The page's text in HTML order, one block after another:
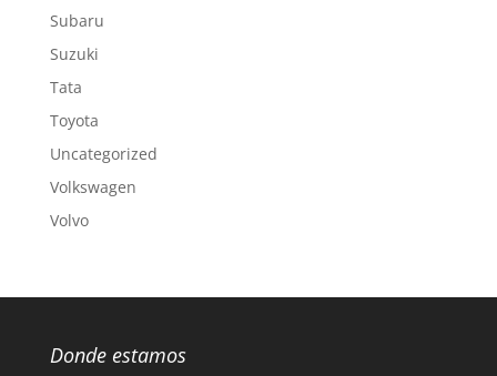
Subaru
Suzuki
Tata
Toyota
Uncategorized
Volkswagen
Volvo
Donde estamos